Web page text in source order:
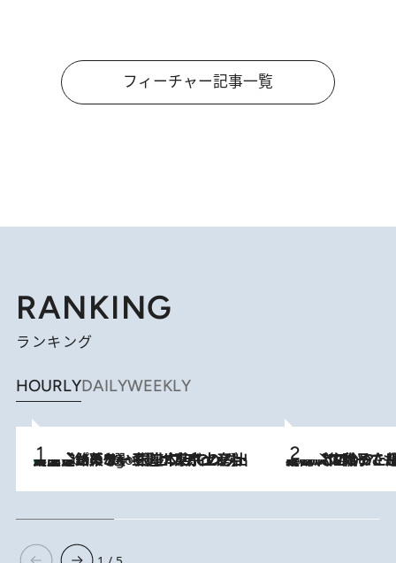
フィーチャー記事一覧
RANKING
ランキング
HOURLYDAILYWEEKLY
5 Hours Ago
【間違いのない王道・東京土産】資生堂パーラー 銀座本店でのみ出会える銘菓5選《極上プディング・濃厚チーズケーキ・ボンボンショコラほか》 2026.8.5
【阿川佐和子さんの年とる力】なぜ70代で始めた趣味は“こんなに楽しい”のか？ ピアノ、俳句…スランプに陥っても続けられる“ある秘訣”とは